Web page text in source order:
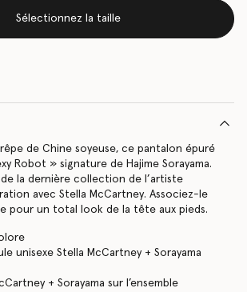
Sélectionnez la taille
de Chine soyeuse, ce pantalon épuré
Robot » signature de Hajime Sorayama.
la dernière collection de l’artiste
avec Stella McCartney. Associez-le
pour un total look de la tête aux pieds.
unisexe Stella McCartney + Sorayama
+ Sorayama sur l’ensemble